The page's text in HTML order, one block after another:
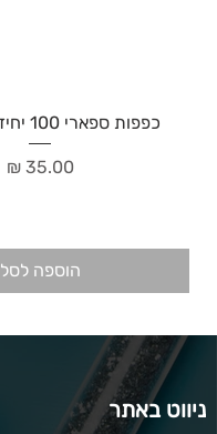
כפפות ספארי 100 יחידות בחבילה
מחיר‏35.00 ‏₪
הוספה לסל
ניווט באתר